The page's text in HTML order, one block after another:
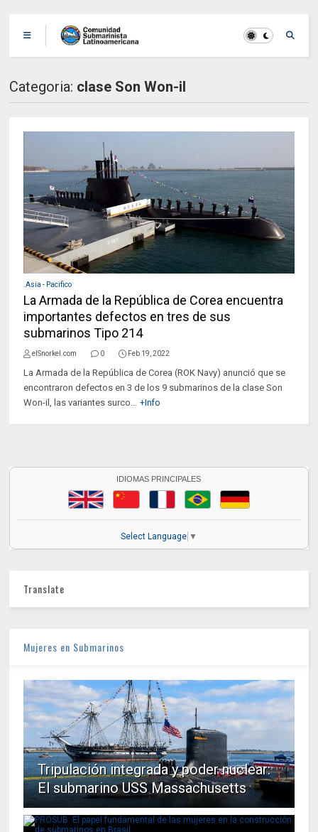
Categoria: clase Son Won-il
.Asia - Pacifico
La Armada de la República de Corea encuentra
importantes defectos en tres de sus
submarinos Tipo 214
elSnorkel.com 0 Feb 19, 2022
La Armada de la República de Corea (ROK Navy) anunció que se
encontraron defectos en 3 de los 9 submarinos de la clase Son
Won-il, las variantes surco... +Info
IDIOMAS PRINCIPALES
Select Language ▼
Translate
Mujeres en Submarinos
Tripulación integrada y poder nuclear:
El submarino USS Massachusetts